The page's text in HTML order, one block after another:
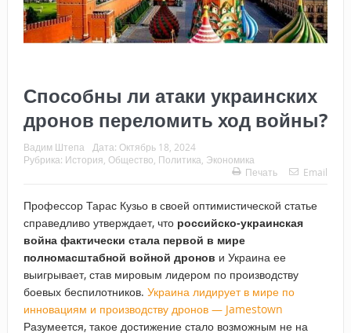
Способны ли атаки украинских
дронов переломить ход войны?
Вадим Штепа Дата: Октябрь 18, 2024
Рубрика: История Общество Политика Экономика
Печать
Email
Профессор Тарас Кузьо в своей оптимистической статье
справедливо утверждает, что российско-украинская
война фактически стала первой в мире
полномасштабной войной дронов и Украина ее
выигрывает, став мировым лидером по производству
боевых беспилотников. Украина лидирует в мире по
инновациям и производству дронов — Jamestown
Разумеется, такое достижение стало возможным не на